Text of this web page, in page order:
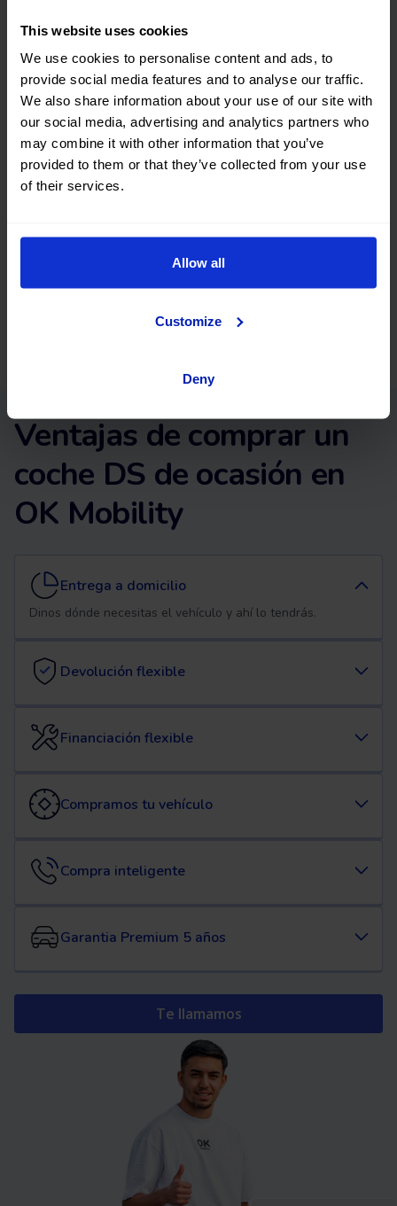
This website uses cookies
We use cookies to personalise content and ads, to
provide social media features and to analyse our traffic.
We also share information about your use of our site with
our social media, advertising and analytics partners who
may combine it with other information that you’ve
provided to them or that they’ve collected from your use
of their services.
Allow all
Customize
Deny
mano? Has llegado al sitio adecuado. Tanto en la web de
una gran variedad de coches de ocasión de la marca DS al
mejor precio.
Busca, compara y encuentra un coche DS #casinuevo entre
una gran selección de vehículos de diferente carrocería,
color, nº de puertas, combustible y tipo de cambio. También
podrás afinar tu búsqueda filtrando según nº de kilómetros,
precio total del vehículo o cuota de financiación.
segunda mano y ocasión en okmobility.com.
Ventajas de comprar un
coche DS de ocasión en
OK Mobility
Entrega a domicilio
Dinos dónde necesitas el vehículo y ahí lo tendrás.
Devolución flexible
Financiación flexible
Compramos tu vehículo
Compra inteligente
Garantia Premium 5 años
Te llamamos